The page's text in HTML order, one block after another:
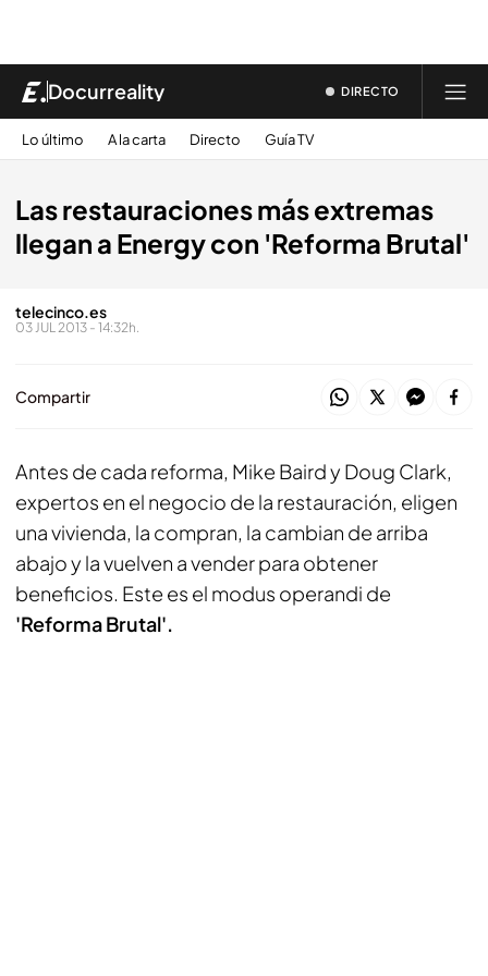
Docurreality DIRECTO
Lo último A la carta Directo Guía TV
Las restauraciones más extremas
llegan a Energy con 'Reforma Brutal'
telecinco.es
03 JUL 2013 - 14:32h.
Compartir
Antes de cada reforma, Mike Baird y Doug Clark,
expertos en el negocio de la restauración, eligen
una vivienda, la compran, la cambian de arriba
abajo y la vuelven a vender para obtener
beneficios. Este es el modus operandi de
'Reforma Brutal'.